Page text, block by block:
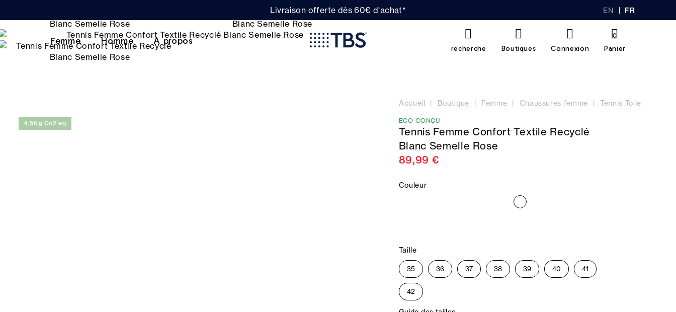
Livraison offerte dès 60€ d'achat* EN FR
Femme Homme A propos
recherche Boutiques Connexion Panier
0
Accueil Boutique Femme Chaussures femme Tennis Toile
4,5Kg Co2 eq ECO-CONÇU
Tennis Femme Confort Textile Recyclé
Blanc Semelle Rose
89,99 €
Couleur
Taille
35 36 37 38 39 40 41
42